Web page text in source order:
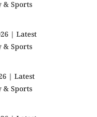
& Sports
| Latest
& Sports
| Latest
& Sports